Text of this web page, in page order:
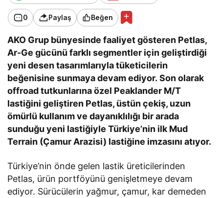
0 Paylaş Beğen
AKO Grup bünyesinde faaliyet gösteren Petlas,
Ar-Ge gücünü farklı segmentler için geliştirdiği
yeni desen tasarımlarıyla tüketicilerin
beğenisine sunmaya devam ediyor. Son olarak
offroad tutkunlarına özel Peaklander M/T
lastiğini geliştiren Petlas, üstün çekiş, uzun
ömürlü kullanım ve dayanıklılığı bir arada
sunduğu yeni lastiğiyle Türkiye’nin ilk Mud
Terrain (Çamur Arazisi) lastiğine imzasını atıyor.
Türkiye’nin önde gelen lastik üreticilerinden
Petlas, ürün portföyünü genişletmeye devam
ediyor. Sürücülerin yağmur, çamur, kar demeden